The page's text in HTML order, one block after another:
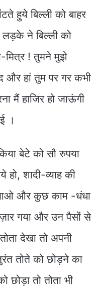
हुये बिल्ली को बाहर
ने बिल्ली को
मित्र ! तुमने मुझे
और हां तुम पर गर कभी
मैं हाजिर हो जाऊंगी
।
बेटे को सौ रुपया
शादी-व्याह की
और कुछ काम -धंधा
गया और उन पैसों से
देखा तो अपनी
तोते को छोड़ने का
तो तोता भी